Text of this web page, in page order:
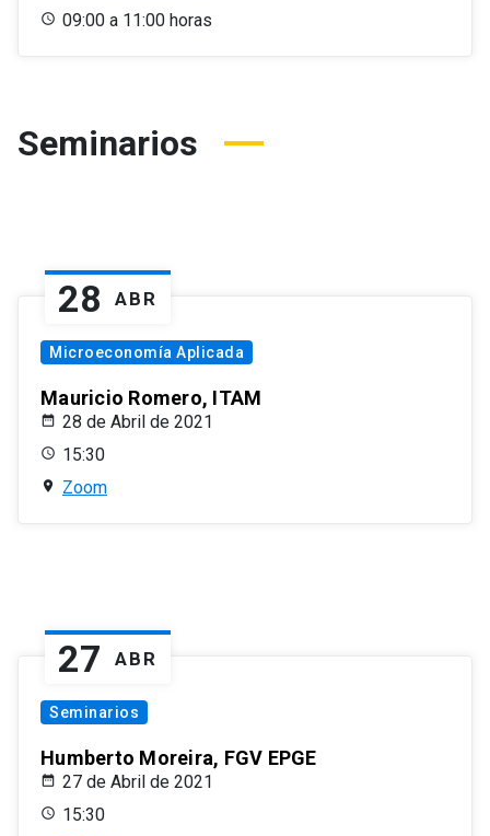
09:00 a 11:00 horas
Seminarios
28 ABR
Microeconomía Aplicada
Mauricio Romero, ITAM
28 de Abril de 2021
15:30
Zoom
27 ABR
Seminarios
Humberto Moreira, FGV EPGE
27 de Abril de 2021
15:30